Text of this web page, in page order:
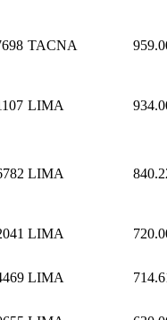
TACNA
LIMA
LIMA
LIMA
LIMA